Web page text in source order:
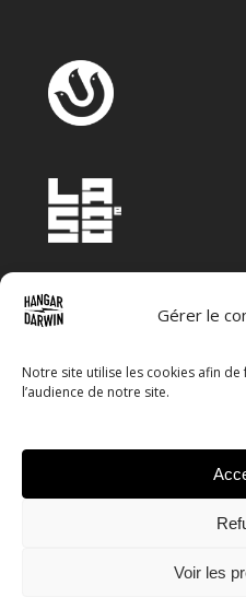
Gérer le
Notre site utilise les cookies afin
l’audience de notre site.
Voir les
© 2026 Hangar_Darwin.